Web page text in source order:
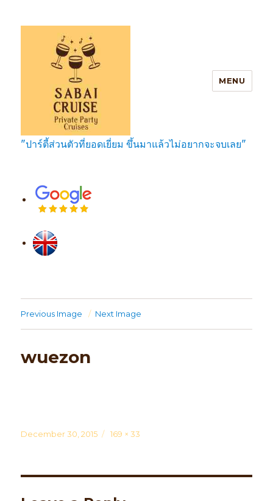
SabaiCruise Private Party Cruises
MENU
"ปาร์ตี้ส่วนตัวที่ยอดเยี่ยม ขึ้นมาแล้วไม่อยากจะจบเลย"
Previous Image Next Image
wuezon
Posted
December 30, 2015
Full
169 × 33